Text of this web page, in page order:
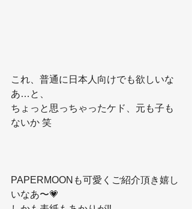
これ、普通に日本人向けでも欲しいな
あ…と、
ちょっと思っちゃったケド、元も子も
ないか 笑
PAPERMOONも可愛くご紹介頂き嬉し
いなあ〜💗